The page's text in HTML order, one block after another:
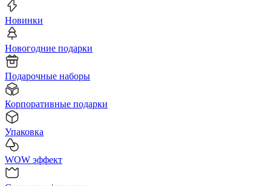
Новинки
Новогодние подарки
Подарочные наборы
Корпоративные подарки
Упаковка
WOW эффект